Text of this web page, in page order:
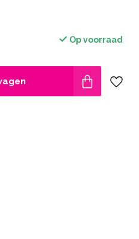
Op voorraad